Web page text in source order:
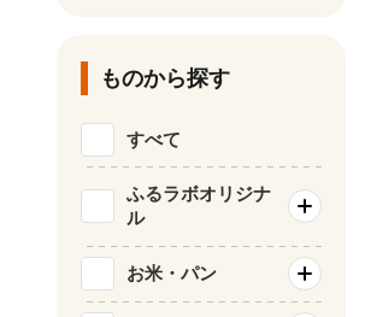
ものから探す
すべて
ふるラボオリジナ
ル
お米・パン